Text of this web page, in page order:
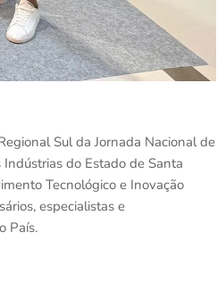
Sul da Jornada Nacional de
do Estado de Santa
Tecnológico e Inovação
especialistas e
País.